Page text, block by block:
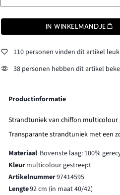
IN WINKELMANDJE
110 personen vinden dit artikel leuk
38 personen hebben dit artikel
Productinformatie
Strandtuniek van chiffon multicolour
Transparante strandtuniek met een
Materiaal Bovenste laag: 100%
Kleurmulticolour gestreept
Artikelnummer97414595
Lengte92 cm (in maat 40/42)